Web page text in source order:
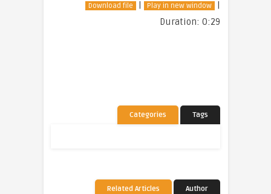
Download file | Play in new window
|
Duration: 0:29
Categories Tags
Related Articles Author